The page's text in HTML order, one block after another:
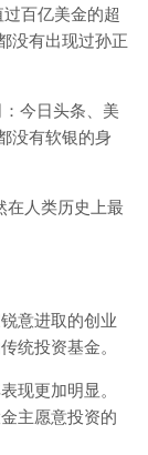
百亿美金的超
没有出现过孙正
今日头条、美
没有软银的身
在人类历史上最
意进取的创业
统投资基金。
现更加明显。
主愿意投资的